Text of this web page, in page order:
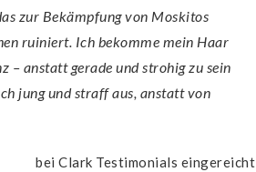
zur Bekämpfung von Moskitos
ruiniert. Ich bekomme mein Haar
– anstatt gerade und strohig zu sein
jung und straff aus, anstatt von
bei Clark Testimonials eingereicht